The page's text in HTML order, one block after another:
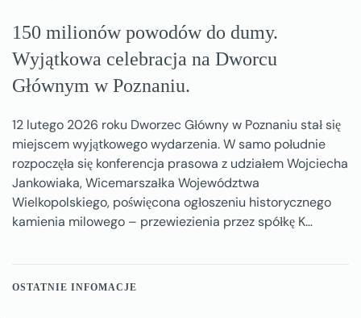
150 milionów powodów do dumy.
Wyjątkowa celebracja na Dworcu
Głównym w Poznaniu.
12 lutego 2026 roku Dworzec Główny w Poznaniu stał się
miejscem wyjątkowego wydarzenia. W samo południe
rozpoczęła się konferencja prasowa z udziałem Wojciecha
Jankowiaka, Wicemarszałka Województwa
Wielkopolskiego, poświęcona ogłoszeniu historycznego
kamienia milowego – przewiezienia przez spółkę K…
OSTATNIE INFOMACJE